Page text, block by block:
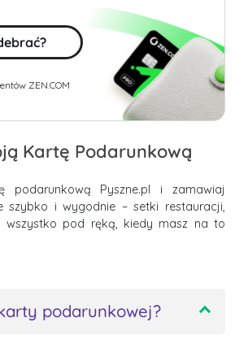
ZEN.COM
Kartę Podarunkową
podarunkową Pyszne.pl i zamawiaj
szybko i wygodnie – setki restauracji,
wszystko pod ręką, kiedy masz na to
podarunkowej?